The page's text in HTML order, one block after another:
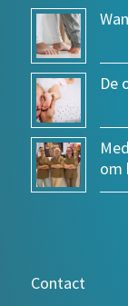
De
om
Contact